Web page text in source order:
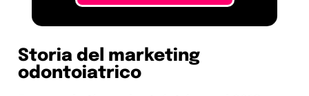
Storia del marketing
odontoiatrico